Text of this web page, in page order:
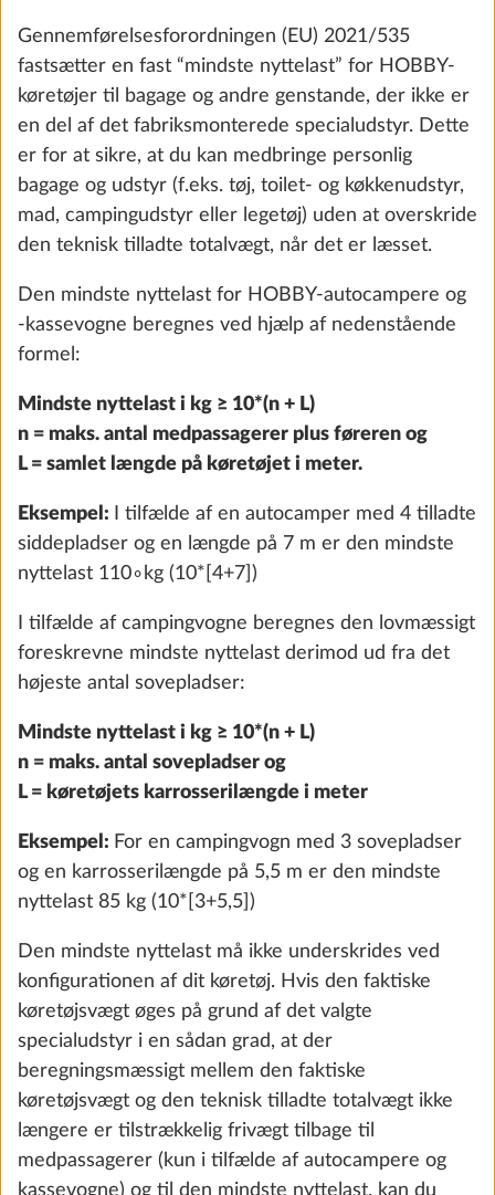
Udvendig gasudtag, ekstraudstyr
Tilføj
Gastrykregulator TRUMA DuoControl,
gasfilter
2,2 kg
Gennemførelsesforordningen (EU) 2021/535
fastsætter en fast “mindste nyttelast” for HOBBY-
køretøjer til bagage og andre genstande, der ikke er
en del af det fabriksmonterede specialudstyr. Dette
er for at sikre, at du kan medbringe personlig
bagage og udstyr (f.eks. tøj, toilet- og køkkenudstyr,
mad, campingudstyr eller legetøj) uden at overskride
den teknisk tilladte totalvægt, når det er læsset.
Den mindste nyttelast for HOBBY-autocampere og
-kassevogne beregnes ved hjælp af nedenstående
formel:
Mindste nyttelast i kg ≥ 10*(n + L)
n = maks. antal medpassagerer plus føreren og
L = samlet længde på køretøjet i meter.
Eksempel:
I tilfælde af en autocamper med 4 tilladte
siddepladser og en længde på 7 m er den mindste
nyttelast 110∘kg (10*[4+7])
I tilfælde af campingvogne beregnes den lovmæssigt
foreskrevne mindste nyttelast derimod ud fra det
højeste antal sovepladser:
Mindste nyttelast i kg ≥ 10*(n + L)
n = maks. antal sovepladser og
L = køretøjets karrosserilængde i meter
Eksempel: For en campingvogn med 3 sovepladser
og en karrosserilængde på 5,5 m er den mindste
nyttelast 85 kg (10*[3+5,5])
Den mindste nyttelast må ikke underskrides ved
konfigurationen af dit køretøj. Hvis den faktiske
køretøjsvægt øges på grund af det valgte
specialudstyr i en sådan grad, at der
beregningsmæssigt mellem den faktiske
køretøjsvægt og den teknisk tilladte totalvægt ikke
længere er tilstrækkelig frivægt tilbage til
medpassagerer (kun i tilfælde af autocampere og
kassevogne) og til den mindste nyttelast, kan du